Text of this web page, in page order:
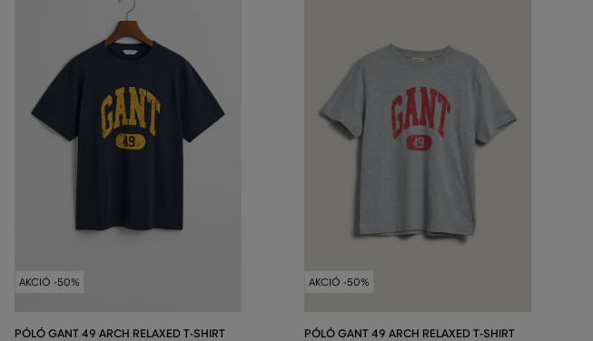
AKCIÓ -50%
PÓLÓ GANT 49 ARCH RELAXED T-SHIRT
AKCIÓ -50%
PÓLÓ GANT 49 ARCH RELAXED T-SHIRT